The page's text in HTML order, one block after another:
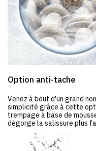
Option anti-tache
Venez à bout d'un grand
simplicité grâce à cette
trempage à base de
dégorge la salissure plus